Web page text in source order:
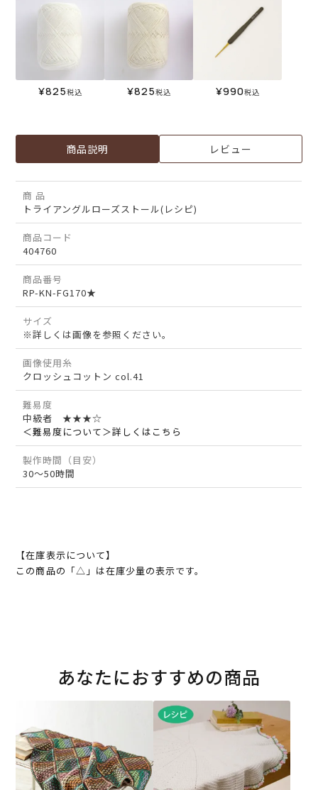
¥825税込 ¥825税込 ¥990税込
商品説明 レビュー
商 品
トライアングルローズストール(レシピ)
商品コード
404760
商品番号
RP-KN-FG170★
サイズ
※詳しくは画像を参照ください。
画像使用糸
クロッシュコットン col.41
難易度
中級者 ★★★☆
＜難易度について＞詳しくはこちら
製作時間（目安）
30～50時間
【在庫表示について】
この商品の「△」は在庫少量の表示です。
あなたにおすすめの商品